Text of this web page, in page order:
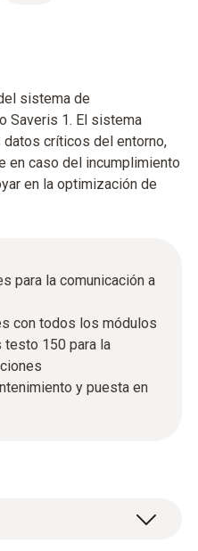
sistema de
Saveris 1. El sistema
críticos del entorno,
en caso del incumplimiento
en la optimización de
para la comunicación a
con todos los módulos
150 para la
y puesta en